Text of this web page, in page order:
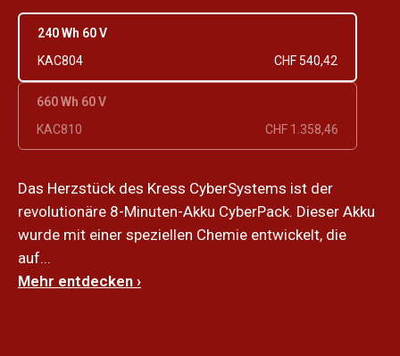
240 Wh 60 V
KAC804
CHF 540,42
660 Wh 60 V
KAC810
CHF 1.358,46
Das Herzstück des Kress CyberSystems ist der
revolutionäre 8-Minuten-Akku CyberPack. Dieser Akku
wurde mit einer speziellen Chemie entwickelt, die
auf...
Mehr entdecken ›